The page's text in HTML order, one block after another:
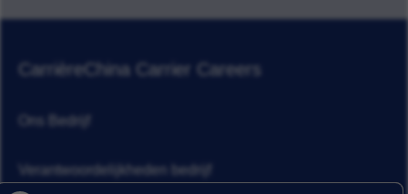
CarrièreChina Carrier Careers
Ons Bedrijf
Verantwoordelijkheden bedrijf